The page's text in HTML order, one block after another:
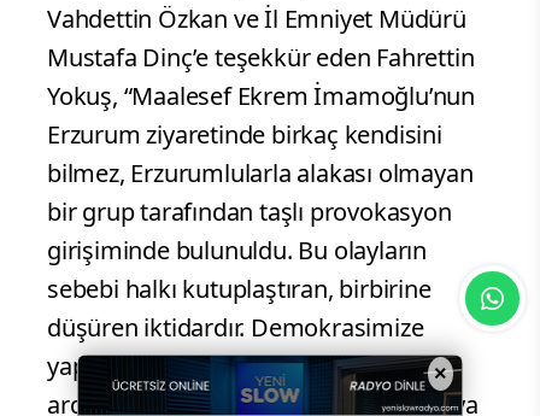
Vahdettin Özkan ve İl Emniyet Müdürü
Mustafa Dinç’e teşekkür eden Fahrettin
Yokuş, “Maalesef Ekrem İmamoğlu’nun
Erzurum ziyaretinde birkaç kendisini
bilmez, Erzurumlularla alakası olmayan
bir grup tarafından taşlı provokasyon
girişiminde bulunuldu. Bu olayların
sebebi halkı kutuplaştıran, birbirine
düşüren iktidardır. Demokrasimize
yapılan bu provokatif girişiminin
ardından Sayın İmamoğlu’nun Konya’ya
×